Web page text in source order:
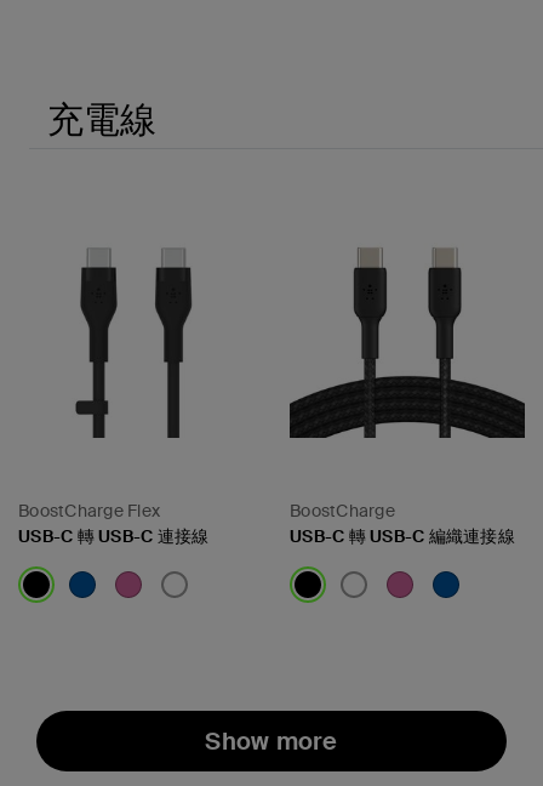
充電線
BoostCharge Flex
USB-C 轉 USB-C 連接線
BoostCharge
USB-C 轉 USB-C 編織連接線
Show more